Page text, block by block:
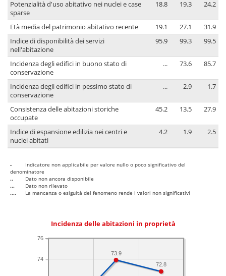
Potenzialità d'uso abitativo nei nuclei e case
sparse
18.8 19.3 24.2
Età media del patrimonio abitativo recente 19.1 27.1
31.9
Indice di disponibilità dei servizi
nell'abitazione
95.9 99.3 99.5
Incidenza degli edifici in buono stato di
conservazione
... 73.6 85.7
Incidenza degli edifici in pessimo stato di
conservazione
... 2.9 1.7
Consistenza delle abitazioni storiche
occupate
45.2 13.5 27.9
Indice di espansione edilizia nei centri e
nuclei abitati
4.2 1.9 2.5
-
Indicatore non applicabile per valore nullo o poco significativo del
denominatore
..
Dato non ancora disponibile
...
Dato non rilevato
....
La mancanza o esiguità del fenomeno rende i valori non significativi
Incidenza delle abitazioni in proprietà
74
76
72.8
73.9